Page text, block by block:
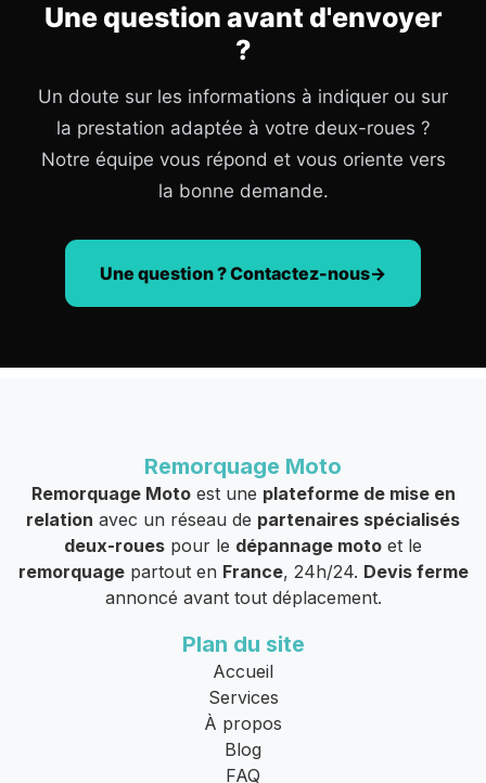
Une question avant d'envoyer
?
Un doute sur les informations à indiquer ou sur
la prestation adaptée à votre deux-roues ?
Notre équipe vous répond et vous oriente vers
la bonne demande.
Une question ? Contactez-nous
Remorquage Moto
Remorquage Motoest une plateforme de mise en
relation avec un réseau de partenaires spécialisés
deux-roues pour le dépannage moto et le
remorquagepartout en France, 24h/24. Devis ferme
annoncé avant tout déplacement.
Plan du site
Accueil
Services
À propos
Blog
FAQ